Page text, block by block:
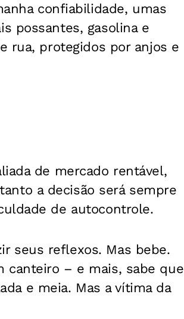
confiabilidade, umas
possantes, gasolina e
rua, protegidos por anjos e
de mercado rentável,
a decisão será sempre
de autocontrole.
seus reflexos. Mas bebe.
canteiro – e mais, sabe que
e meia. Mas a vítima da